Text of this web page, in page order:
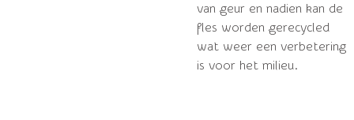
van geur en nadien kan de
fles worden gerecycled
wat weer een verbetering
is voor het milieu.